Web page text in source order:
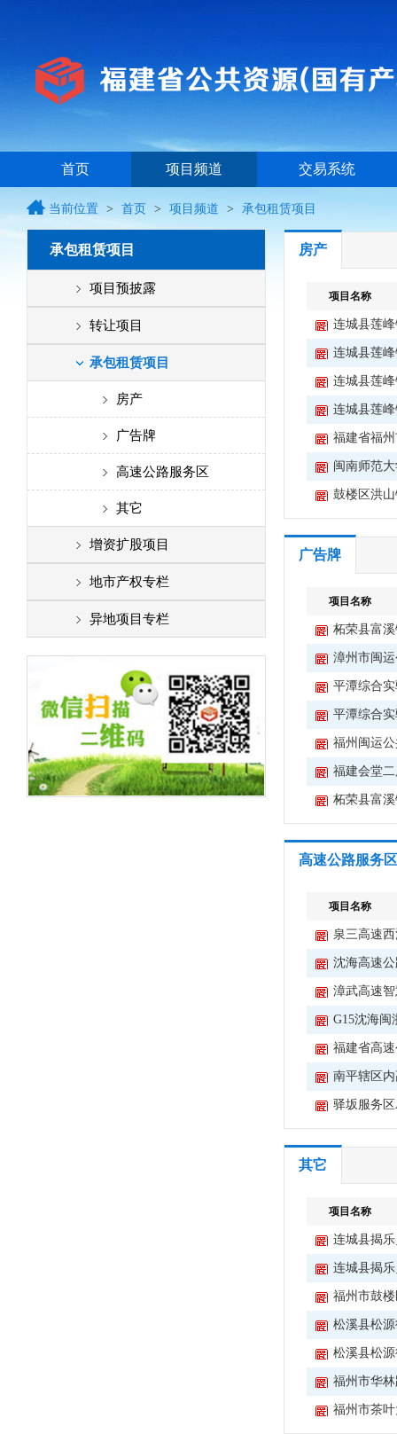
首页 项目频道 交易系统
当前位置 > 首页 > 项目频道 > 承包租赁项目
承包租赁项目
项目预披露
转让项目
国有产股权
实物资产
诉讼资产
金融资产
其它
承包租赁项目
房产
广告牌
高速公路服务区
其它
增资扩股项目
地市产权专栏
福州
厦门
泉州
漳州
莆田
龙岩
异地项目专栏
房产
项目名称
连城县莲
连城县莲
连城县莲
连城县莲
福建省福
闽南师范
鼓楼区洪
广告牌
项目名称
柘荣县富
漳州市闽
平潭综合
平潭综合
福州闽运
福建会堂
柘荣县富
高速公路服务区
项目名称
泉三高速
沈海高速
漳武高速
G15沈海闽
福建省高
南平辖区
驿坂服务
其它
项目名称
连城县揭
连城县揭
福州市鼓
松溪县松
松溪县松
福州市华
福州市茶